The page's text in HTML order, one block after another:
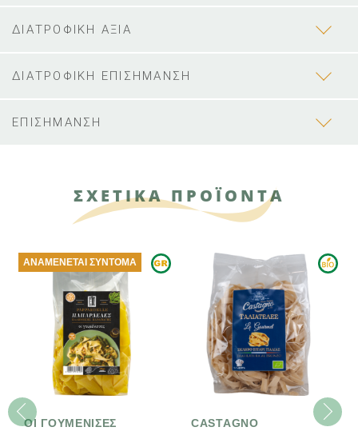
ΔΙΑΤΡΟΦΙΚΗ ΑΞΙΑ
ΔΙΑΤΡΟΦΙΚΗ ΕΠΙΣΗΜΑΝΣΗ
ΕΠΙΣΗΜΑΝΣΗ
ΣΧΕΤΙΚΑ ΠΡΟΪΟΝΤΑ
ΟΙ ΓΟΥΜΕΝΙΣΕΣ
ΑΝΑΜΈΝΕΤΑΙ ΣΎΝΤΟΜΑ
CASTAGNO